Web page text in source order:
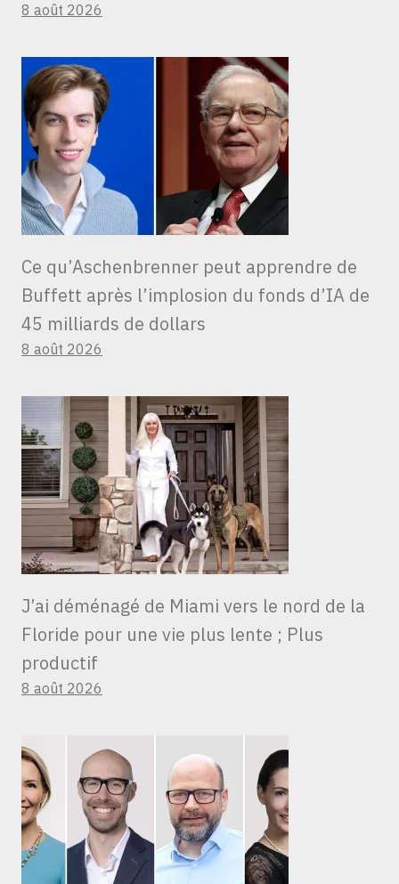
8 août 2026
Ce qu’Aschenbrenner peut apprendre de
Buffett après l’implosion du fonds d’IA de
45 milliards de dollars
8 août 2026
J’ai déménagé de Miami vers le nord de la
Floride pour une vie plus lente ; Plus
productif
8 août 2026